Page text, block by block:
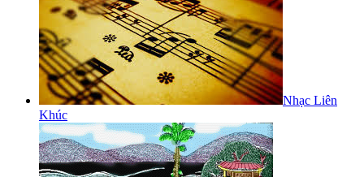
Nhạc Liên
Khúc